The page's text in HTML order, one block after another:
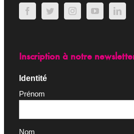
Inscription à notre
Identité
Prénom
Nom